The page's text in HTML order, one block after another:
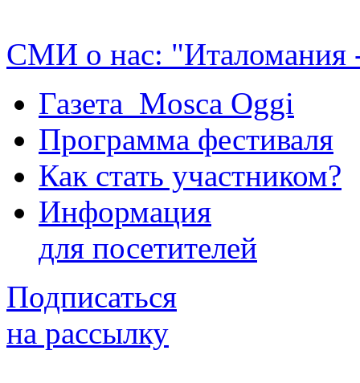
СМИ о нас: "Италомания
Газета Mosca Oggi
Программа фестиваля
Как стать участником?
Информация
для посетителей
Подписаться
на рассылку